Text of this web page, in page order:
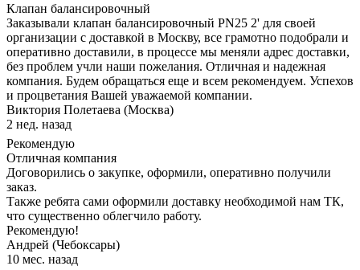
Клапан балансировочный
Заказывали клапан балансировочный PN25 2' для своей
организации с доставкой в Москву, все грамотно подобрали и
оперативно доставили, в процессе мы меняли адрес доставки,
без проблем учли наши пожелания. Отличная и надежная
компания. Будем обращаться еще и всем рекомендуем. Успехов
и процветания Вашей уважаемой компании.
Виктория Полетаева (Москва)
2 нед. назад
Рекомендую
Отличная компания
Договорились о закупке, оформили, оперативно получили
заказ.
Также ребята сами оформили доставку необходимой нам ТК,
что существенно облегчило работу.
Рекомендую!
Андрей (Чебоксары)
10 мес. назад